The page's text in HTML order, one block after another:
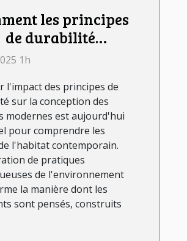
les principes
de durabilité
ils la
modernes ?
1h
l'impact des principes de
sur la conception des
modernes est aujourd'hui
pour comprendre les
l'habitat contemporain.
de pratiques
de l'environnement
la manière dont les
sont pensés, construits